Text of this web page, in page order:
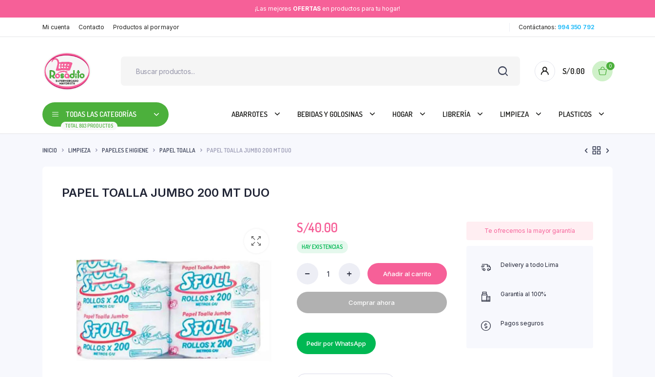
¡Las mejores OFERTAS en productos para tu hogar!
Mi cuenta Contacto Productos al por mayor Contáctanos: 994 350 792
S/0.00
0
TODAS LAS CATEGORÍAS
TOTAL 803 PRODUCTOS
ABARROTES BEBIDAS Y GOLOSINAS HOGAR LIBRERÍA LIMPIEZA PLASTICOS
INICIO LIMPIEZA PAPELES E HIGIENE PAPEL TOALLA PAPEL TOALLA JUMBO 200 MT DUO
PAPEL TOALLA JUMBO 200 MT DUO
S/40.00
HAY EXISTENCIAS
JUMBO
200
MT
quantity
Añadir al carrito
Comprar ahora
Pedir por WhatsApp
Te ofrecemos la mayor garantía
Delivery a todo Lima
Garantía al 100%
Pagos seguros